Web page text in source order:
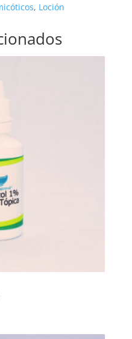
, Loción